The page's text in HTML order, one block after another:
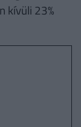
kívüli 23%